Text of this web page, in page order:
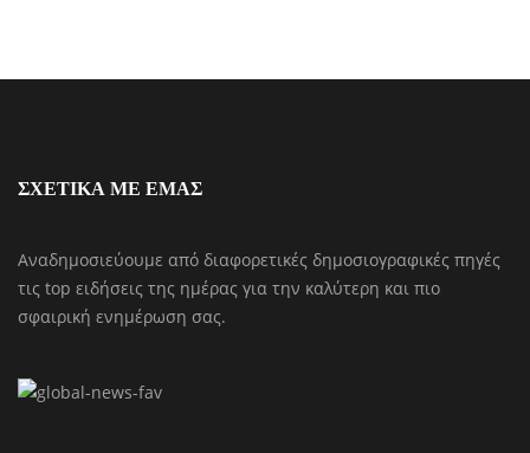
ΣΧΕΤΙΚΑ ΜΕ ΕΜΑΣ
Αναδημοσιεύουμε από διαφορετικές δημοσιογραφικές πηγές
τις top ειδήσεις της ημέρας για την καλύτερη και πιο
σφαιρική ενημέρωση σας.